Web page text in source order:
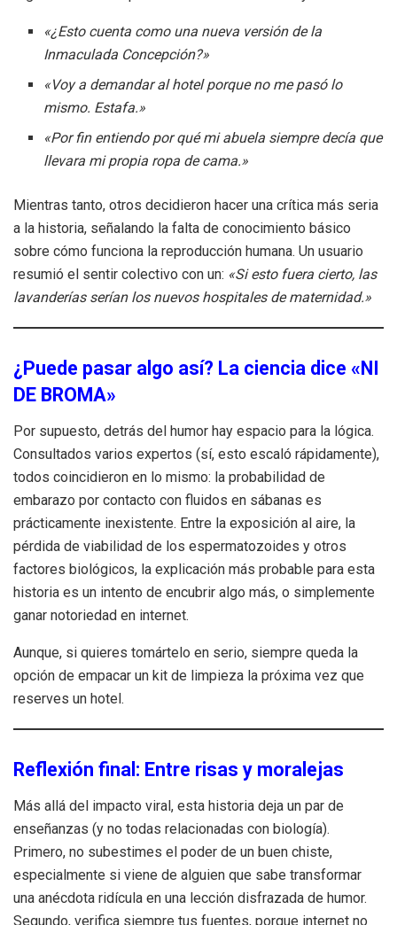
«¿Esto cuenta como una nueva versión de la
Inmaculada Concepción?»
«Voy a demandar al hotel porque no me pasó lo
mismo. Estafa.»
«Por fin entiendo por qué mi abuela siempre decía que
llevara mi propia ropa de cama.»
Mientras tanto, otros decidieron hacer una crítica más seria
a la historia, señalando la falta de conocimiento básico
sobre cómo funciona la reproducción humana. Un usuario
resumió el sentir colectivo con un: «Si esto fuera cierto, las
lavanderías serían los nuevos hospitales de maternidad.»
¿Puede pasar algo así? La ciencia dice «NI
DE BROMA»
Por supuesto, detrás del humor hay espacio para la lógica.
Consultados varios expertos (sí, esto escaló rápidamente),
todos coincidieron en lo mismo: la probabilidad de
embarazo por contacto con fluidos en sábanas es
prácticamente inexistente. Entre la exposición al aire, la
pérdida de viabilidad de los espermatozoides y otros
factores biológicos, la explicación más probable para esta
historia es un intento de encubrir algo más, o simplemente
ganar notoriedad en internet.
Aunque, si quieres tomártelo en serio, siempre queda la
opción de empacar un kit de limpieza la próxima vez que
reserves un hotel.
Reflexión final: Entre risas y moralejas
Más allá del impacto viral, esta historia deja un par de
enseñanzas (y no todas relacionadas con biología).
Primero, no subestimes el poder de un buen chiste,
especialmente si viene de alguien que sabe transformar
una anécdota ridícula en una lección disfrazada de humor.
Segundo, verifica siempre tus fuentes, porque internet no